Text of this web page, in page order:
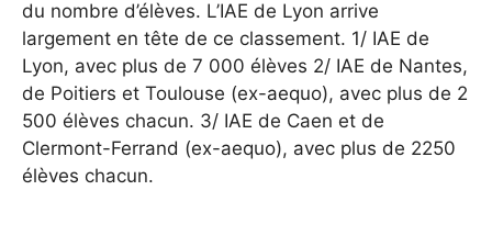
du nombre d’élèves. L’IAE de Lyon arrive
largement en tête de ce classement. 1/ IAE de
Lyon, avec plus de 7 000 élèves 2/ IAE de Nantes,
de Poitiers et Toulouse (ex-aequo), avec plus de 2
500 élèves chacun. 3/ IAE de Caen et de
Clermont-Ferrand (ex-aequo), avec plus de 2250
élèves chacun.